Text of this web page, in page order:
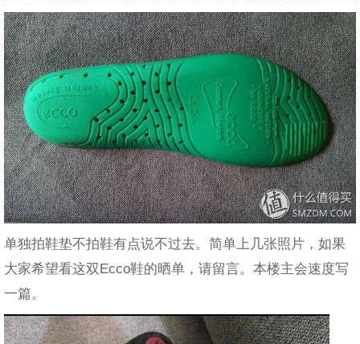
单独拍鞋垫不拍鞋有点说不过去。简单上几张照片，如果
大家希望看这双Ecco鞋的晒单，请留言。本楼主会速度写
一篇。